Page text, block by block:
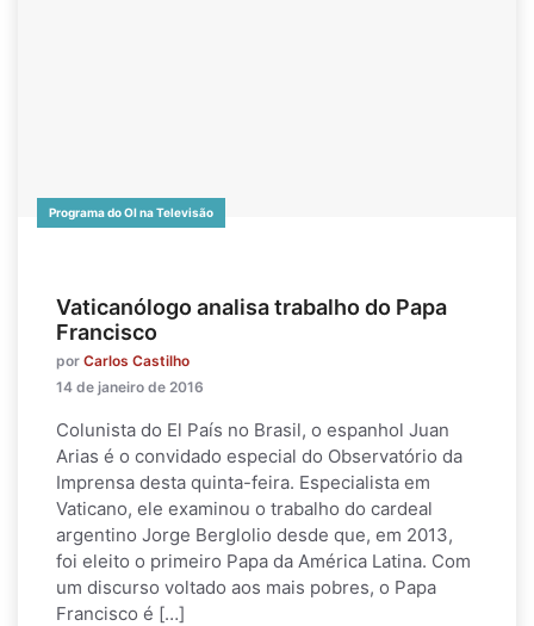
Programa do OI na Televisão
Vaticanólogo analisa trabalho do Papa
Francisco
por Carlos Castilho
14 de janeiro de 2016
Colunista do El País no Brasil, o espanhol Juan
Arias é o convidado especial do Observatório da
Imprensa desta quinta-feira. Especialista em
Vaticano, ele examinou o trabalho do cardeal
argentino Jorge Berglolio desde que, em 2013,
foi eleito o primeiro Papa da América Latina. Com
um discurso voltado aos mais pobres, o Papa
Francisco é […]